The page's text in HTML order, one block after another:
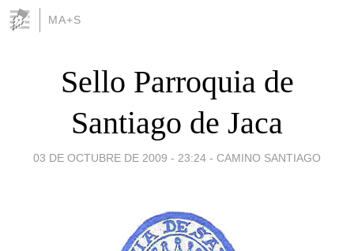
MA+S
Sello Parroquia de
Santiago de Jaca
03 DE OCTUBRE DE 2009 - 23:24 - CAMINO SANTIAGO